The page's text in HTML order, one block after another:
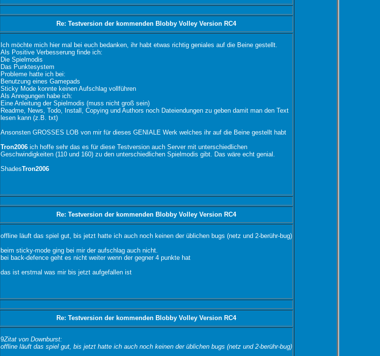
Re: Testversion der kommenden Blobby Volley Version RC4
Ich möchte mich hier mal bei euch bedanken, ihr habt etwas richtig geniales auf die Beine gestellt.
Als Positive Verbesserung finde ich:
Die Spielmodis
Das Punktesystem
Probleme hatte ich bei:
Benutzung eines Gamepads
Sticky Mode konnte keinen Aufschlag vollführen
Als Anregungen habe ich:
Eine Anleitung der Spielmodis (muss nicht groß sein)
Readme, News, Todo, Install, Copying und Authors noch Dateiendungen zu geben damit man den Text
lesen kann (z.B. txt)
Ansonsten GROSSES LOB von mir für dieses GENIALE Werk welches ihr auf die Beine gestellt habt
Tron2006 ich hoffe sehr das es für diese Testversion auch Server mit unterschiedlichen
Geschwindigkeiten (110 und 160) zu den unterschiedlichen Spielmodis gibt. Das wäre echt genial.
ShadesTron2006
Re: Testversion der kommenden Blobby Volley Version RC4
offline läuft das spiel gut, bis jetzt hatte ich auch noch keinen der üblichen bugs (netz und 2-berühr-bug)
beim sticky-mode ging bei mir der aufschlag auch nicht.
bei back-defence geht es nicht weiter wenn der gegner 4 punkte hat
das ist erstmal was mir bis jetzt aufgefallen ist
Re: Testversion der kommenden Blobby Volley Version RC4
9Zitat von Downburst:
offline läuft das spiel gut, bis jetzt hatte ich auch noch keinen der üblichen bugs (netz und 2-berühr-bug)